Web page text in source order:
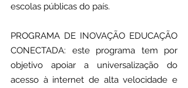
escolas públicas do país.
PROGRAMA DE INOVAÇÃO EDUCAÇÃO
CONECTADA: este programa tem por
objetivo apoiar a universalização do
acesso à internet de alta velocidade e